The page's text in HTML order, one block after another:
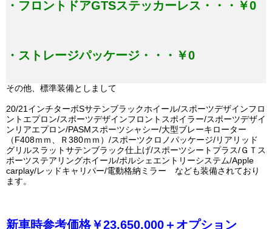
・フロントドアGTSステッカーレス・・・￥0
・ストレージパッケージ・・・￥0
その他、標準装備としまして
20/21インチターボSサテンブラックホイール/スポーツデザインフロ
ントエプロン/スポーツデザインフロントスポイラー/スポーツデザイ
ンリアエプロン/PASMスポーツシャシー/大型ブレーキローター
（F408ｍｍ、Ｒ380ｍｍ）/スポーツクロノパッケージ/リアリッド
グリルスラットサテンブラック仕上げ/スポーツシートプラス/ＧＴス
ポーツステアリングホイール/ポルシェエントリーシステム/Apple
carplay/レッドキャリパー/電動格納ミラー なども装備されており
ます。
新車時参考価格￥23,650,000＋オプション